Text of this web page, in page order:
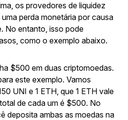
os provedores de liquidez
perda monetária por causa
No entanto, isso pode
como o exemplo abaixo.
$500 em duas criptomoedas.
este exemplo. Vamos
UNI e 1 ETH, que 1 ETH vale
de cada um é $500. No
deposita ambas as moedas na